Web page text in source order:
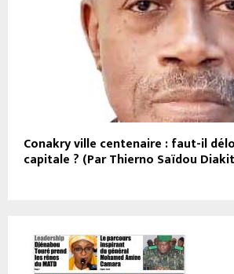
Conakry ville centenaire : faut-il
capitale ? (Par Thierno Saïdou